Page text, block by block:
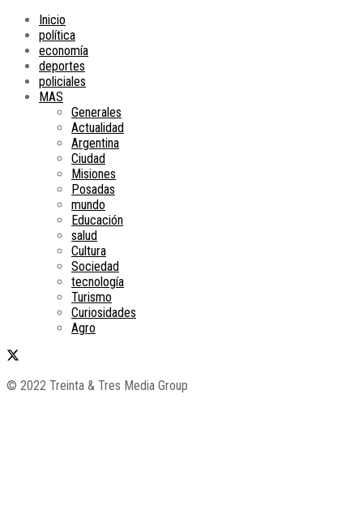
Inicio
política
economía
deportes
policiales
MAS
Generales
Actualidad
Argentina
Ciudad
Misiones
Posadas
mundo
Educación
salud
Cultura
Sociedad
tecnología
Turismo
Curiosidades
Agro
© 2022 Treinta & Tres Media Group